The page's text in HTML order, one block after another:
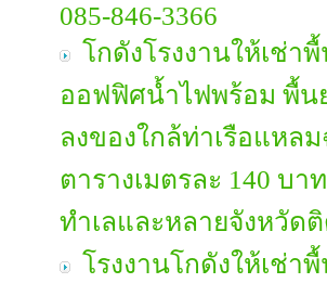
085-846-3366
โกดังโรงงานให้เช่า
ออฟฟิศน้ำไฟพร้อม พื้น
ลงของใกล้ท่าเรือแหล
ตารางเมตรละ 140 บ
ทำเลและหลายจังหวัด
โรงงานโกดังให้เช่า